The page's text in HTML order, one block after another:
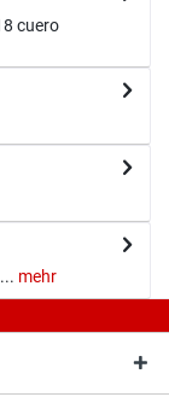
cuero
mehr